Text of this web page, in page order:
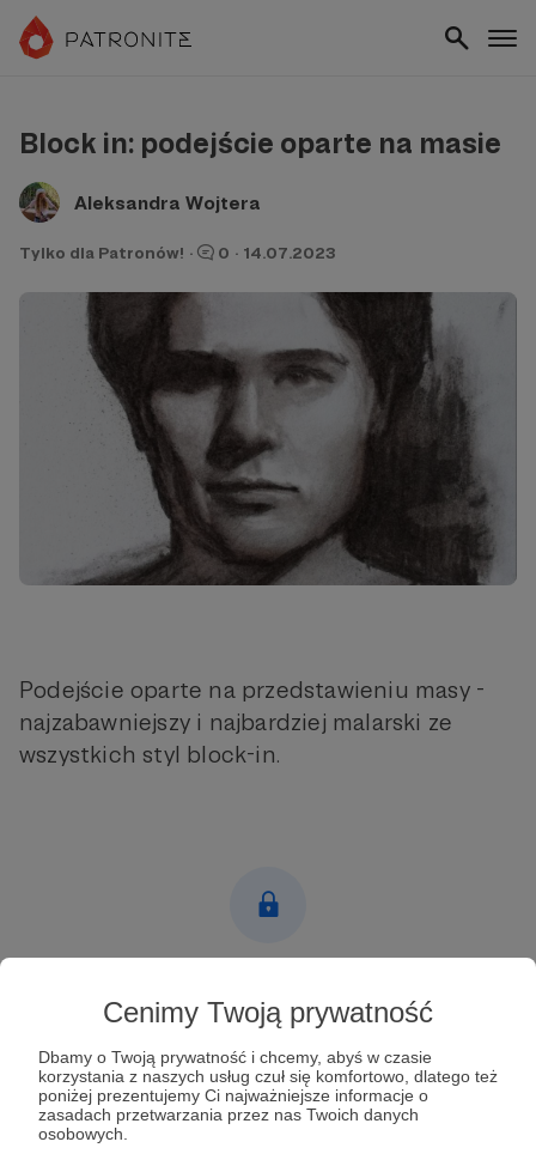
Cenimy Twoją prywatność
Dbamy o Twoją prywatność i chcemy, abyś w czasie
korzystania z naszych usług czuł się komfortowo, dlatego też
poniżej prezentujemy Ci najważniejsze informacje o
zasadach przetwarzania przez nas Twoich danych
osobowych.
Block in: podejście oparte na masie
Aleksandra Wojtera
Tylko dla Patronów! · 0 · 14.07.2023
Podejście oparte na przedstawieniu masy -
najzabawniejszy i najbardziej malarski ze
wszystkich styl block-in.
Aby zobaczyć ten materiał musisz być zalogowany
Zostań Patronem